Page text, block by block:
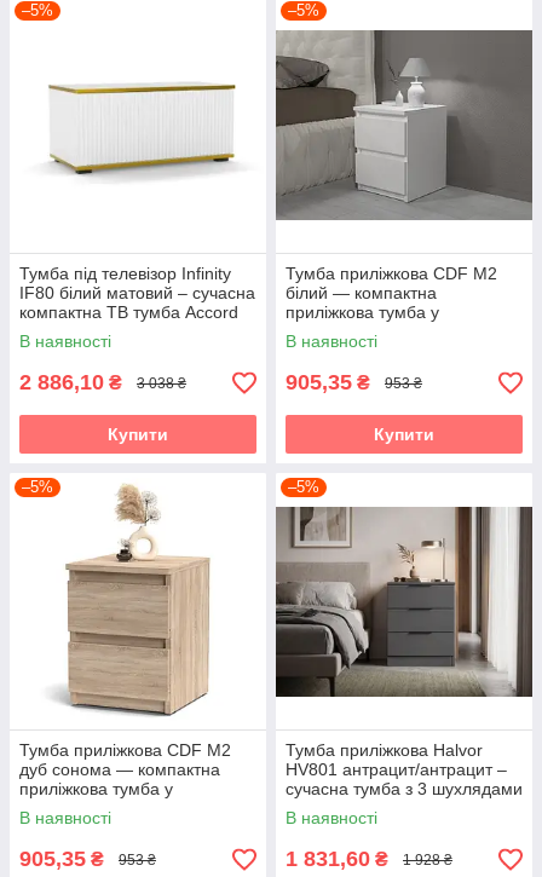
–5%
Тумба під телевізор Infinity
IF80 білий матовий – сучасна
компактна ТВ тумба Accord
В наявності
2 886,10 ₴ 3 038 ₴
Купити
–5%
Тумба приліжкова CDF M2
білий — компактна
приліжкова тумба у
мінімалістичному стилі
Accord
В наявності
905,35 ₴ 953 ₴
Купити
–5%
Тумба приліжкова CDF M2
дуб сонома — компактна
приліжкова тумба у
сучасному стилі Accord
В наявності
905,35 ₴ 953 ₴
–5%
Тумба приліжкова Halvor
HV801 антрацит/антрацит –
сучасна тумба з 3 шухлядами
у стилі лофт Accord
В наявності
1 831,60 ₴ 1 928 ₴